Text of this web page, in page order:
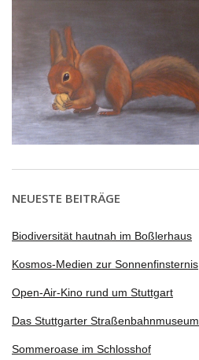
NEUESTE BEITRÄGE
Biodiversität hautnah im Boßlerhaus
Kosmos-Medien zur Sonnenfinsternis
Open-Air-Kino rund um Stuttgart
Das Stuttgarter Straßenbahnmuseum
Sommeroase im Schlosshof